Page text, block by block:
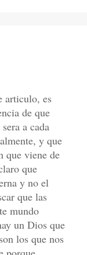
articulo, es
de que
a cada
y que
que viene de
que
y no el
que las
mundo
un Dios que
los que nos